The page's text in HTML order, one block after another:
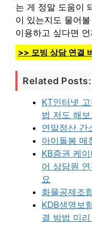
는 게 정말 도움이
이 있는지도 물어
이용하고 싶다면
>> 모빙 상담 연결
Related Posts:
KT인터넷
법 저도 해
연말정산 간
아이돌봄 매
KB증권 케
어 상담원
요
화물공제조
KDB생명보
결 방법 미